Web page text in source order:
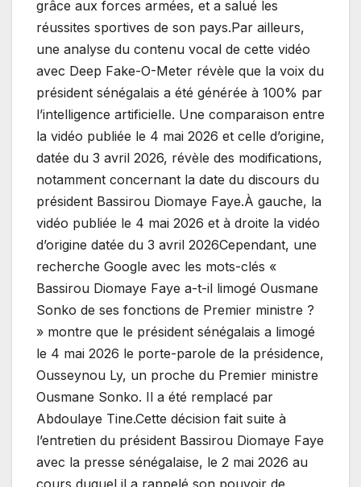
grâce aux forces armées, et a salué les
réussites sportives de son pays.Par ailleurs,
une analyse du contenu vocal de cette vidéo
avec Deep Fake-O-Meter révèle que la voix du
président sénégalais a été générée à 100% par
l’intelligence artificielle. Une comparaison entre
la vidéo publiée le 4 mai 2026 et celle d’origine,
datée du 3 avril 2026, révèle des modifications,
notamment concernant la date du discours du
président Bassirou Diomaye Faye.À gauche, la
vidéo publiée le 4 mai 2026 et à droite la vidéo
d’origine datée du 3 avril 2026Cependant, une
recherche Google avec les mots-clés «
Bassirou Diomaye Faye a-t-il limogé Ousmane
Sonko de ses fonctions de Premier ministre ?
» montre que le président sénégalais a limogé
le 4 mai 2026 le porte-parole de la présidence,
Ousseynou Ly, un proche du Premier ministre
Ousmane Sonko. Il a été remplacé par
Abdoulaye Tine.Cette décision fait suite à
l’entretien du président Bassirou Diomaye Faye
avec la presse sénégalaise, le 2 mai 2026 au